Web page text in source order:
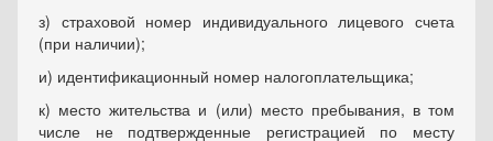
з) страховой номер индивидуального лицевого счета
(при наличии);
и) идентификационный номер налогоплательщика;
к) место жительства и (или) место пребывания, в том
числе не подтвержденные регистрацией по месту